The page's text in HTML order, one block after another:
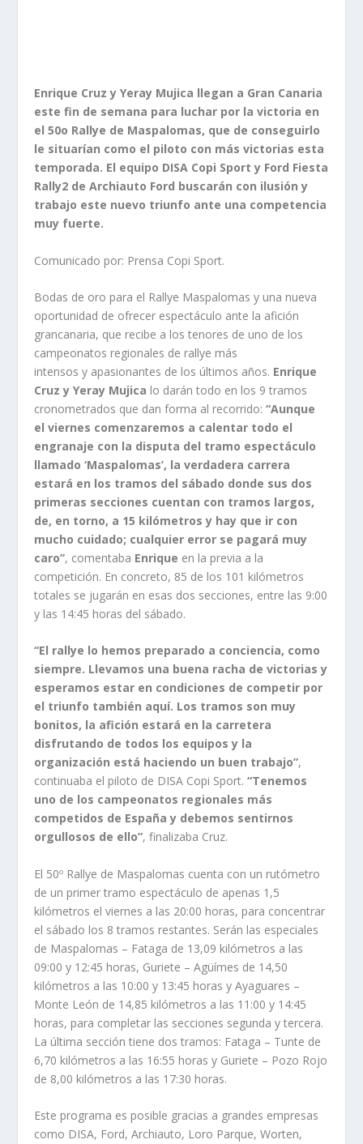
Enrique Cruz y Yeray Mujica llegan a Gran Canaria
este fin de semana para luchar por la victoria en
el 50o Rallye de Maspalomas, que de conseguirlo
le situarían como el piloto con más victorias esta
temporada. El equipo DISA Copi Sport y Ford Fiesta
Rally2 de Archiauto Ford buscarán con ilusión y
trabajo este nuevo triunfo ante una competencia
muy fuerte.
Comunicado por: Prensa Copi Sport.
Bodas de oro para el Rallye Maspalomas y una nueva
oportunidad de ofrecer espectáculo ante la afición
grancanaria, que recibe a los tenores de uno de los
campeonatos regionales de rallye más
intensos y apasionantes de los últimos años. Enrique
Cruz y Yeray Mujica lo darán todo en los 9 tramos
cronometrados que dan forma al recorrido:“Aunque
el viernes comenzaremos a calentar todo el
engranaje con la disputa del tramo espectáculo
llamado ‘Maspalomas’, la verdadera carrera
estará en los tramos del sábado donde sus dos
primeras secciones cuentan con tramos largos,
de, en torno, a 15 kilómetros y hay que ir con
mucho cuidado; cualquier error se pagará muy
caro”, comentaba Enrique en la previa a la
competición. En concreto, 85 de los 101 kilómetros
totales se jugarán en esas dos secciones, entre las 9:00
y las 14:45 horas del sábado.
“El rallye lo hemos preparado a conciencia, como
siempre. Llevamos una buena racha de victorias y
esperamos estar en condiciones de competir por
el triunfo también aquí. Los tramos son muy
bonitos, la afición estará en la carretera
disfrutando de todos los equipos y la
organización está haciendo un buen trabajo”,
continuaba el piloto de DISA Copi Sport.“Tenemos
uno de los campeonatos regionales más
competidos de España y debemos sentirnos
orgullosos de ello”, finalizaba Cruz.
El 50º Rallye de Maspalomas cuenta con un rutómetro
de un primer tramo espectáculo de apenas 1,5
kilómetros el viernes a las 20:00 horas, para concentrar
el sábado los 8 tramos restantes. Serán las especiales
de Maspalomas – Fataga de 13,09 kilómetros a las
09:00 y 12:45 horas, Guriete – Agüímes de 14,50
kilómetros a las 10:00 y 13:45 horas y Ayaguares –
Monte León de 14,85 kilómetros a las 11:00 y 14:45
horas, para completar las secciones segunda y tercera.
La última sección tiene dos tramos: Fataga – Tunte de
6,70 kilómetros a las 16:55 horas y Guriete – Pozo Rojo
de 8,00 kilómetros a las 17:30 horas.
Este programa es posible gracias a grandes empresas
como DISA, Ford, Archiauto, Loro Parque, Worten,